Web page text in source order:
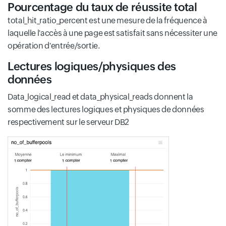
Pourcentage du taux de réussite total
total_hit_ratio_percent est une mesure de la fréquence à
laquelle l'accès à une page est satisfait sans nécessiter une
opération d'entrée/sortie.
Lectures logiques/physiques des
données
Data_logical_read et data_physical_reads donnent la
somme des lectures logiques et physiques de données
respectivement sur le serveur DB2